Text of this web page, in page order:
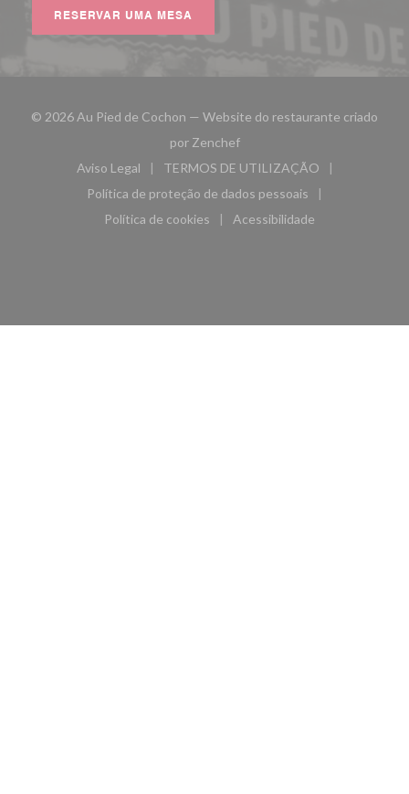
RESERVAR UMA MESA
© 2026 Au Pied de Cochon — Website do restaurante criado
por Zenchef((abre numa nova janela))
Aviso Legal
((abre numa nova janela))
TERMOS DE UTILIZAÇÃO
((abre numa nova janela))
Política de proteção de dados pessoais
((abre numa nova janela))
Política de cookies
((abre numa nova janela))
Acessibilidade